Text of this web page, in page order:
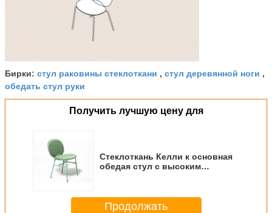
Бирки: стул раковины стеклоткани , стул деревянной ноги ,
обедать стул руки
Получить лучшую цену для
Стеклоткань Келли к основная
обедая стул с высоким
Продолжать